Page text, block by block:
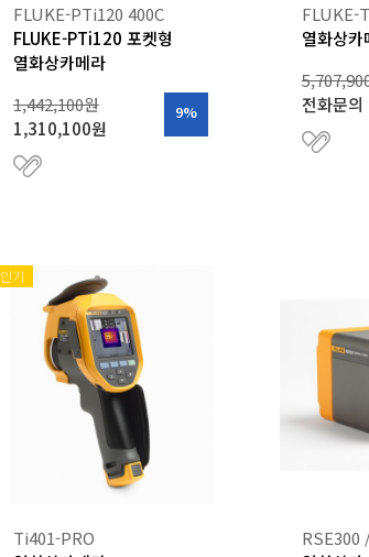
FLUKE-PTi120 400C
FLUKE-PTi120 포켓형
열화상카메라
1,442,100원
1,310,100원
9%
FLUKE-
열화상카
전화문의
인기
Ti401-PRO
RSE300